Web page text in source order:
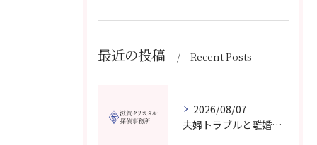
最近の投稿 Recent Posts
2026/08/07
夫婦トラブルと離婚相談を滋賀県野洲市で費用や無料窓口の選び方まで詳しく解説